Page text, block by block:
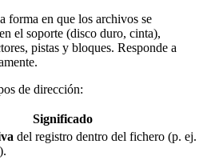
forma en que los archivos se
en el soporte (disco duro, cinta),
pistas y bloques. Responde a
de dirección:
Significado
del registro dentro del fichero (p. ej.